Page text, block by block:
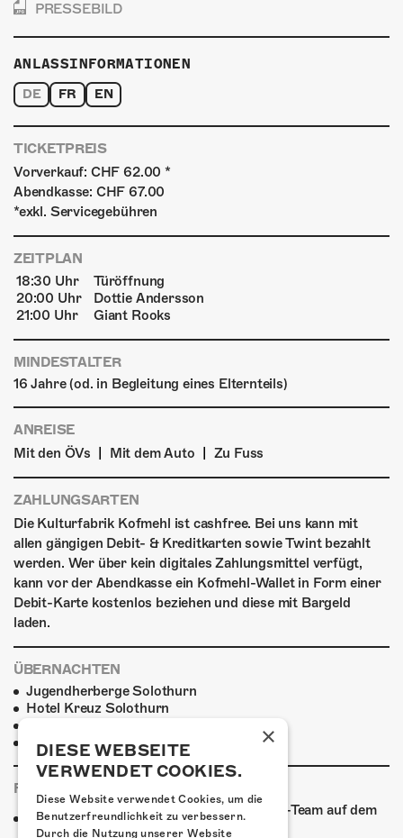
PRESSEBILD
ANLASSINFORMATIONEN
DE FR EN
TICKETPREIS
Vorverkauf: CHF 62.00 *
Abendkasse: CHF 67.00
*exkl. Servicegebühren
ZEITPLAN
18:30 Uhr
Türöffnung
20:00 Uhr
Dottie Andersson
21:00 Uhr
Giant Rooks
MINDESTALTER
16 Jahre (od. in Begleitung eines Elternteils)
ANREISE
Mit den ÖVs
Mit dem Auto Zu Fuss
ZAHLUNGSARTEN
Die Kulturfabrik Kofmehl ist cashfree. Bei uns kann mit
allen gängigen Debit- & Kreditkarten sowie Twint bezahlt
werden. Wer über kein digitales Zahlungsmittel verfügt,
kann vor der Abendkasse ein Kofmehl-Wallet in Form einer
Debit-Karte kostenlos beziehen und diese mit Bargeld
laden.
ÜBERNACHTEN
Jugendherberge Solothurn
Hotel Kreuz Solothurn
Weitere Unterkünfte
FOODTRUCK
Ab 18:30 Uhr verpflegt euch das Kofmehl-Team auf dem
Vorplatz aus dem Foodtruck!
×
DIESE WEBSEITE
VERWENDET COOKIES.
Diese Website verwendet Cookies, um die
Benutzerfreundlichkeit zu verbessern.
Durch die Nutzung unserer Website